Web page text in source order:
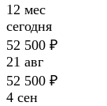
12 мес
сегодня
52 500 ₽
21 авг
52 500 ₽
4 сен